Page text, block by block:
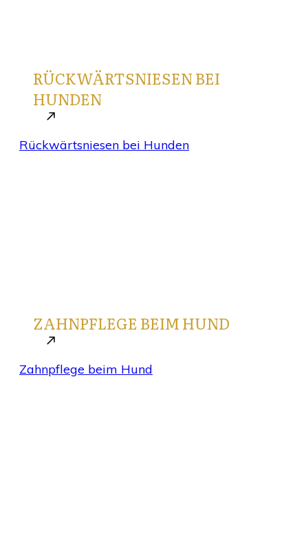
RÜCKWÄRTSNIESEN BEI
HUNDEN
Rückwärtsniesen bei Hunden
ZAHNPFLEGE BEIM HUND
Zahnpflege beim Hund